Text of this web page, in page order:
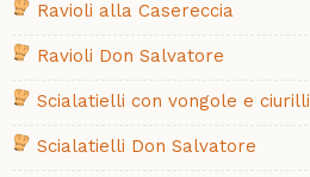
Ravioli alla Casereccia
Ravioli Don Salvatore
Scialatielli con vongole e ciurilli
Scialatielli Don Salvatore